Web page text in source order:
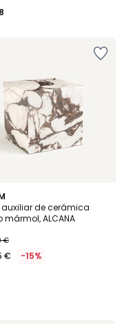
auxiliar de cerámica
mármol, ALCANA
€
€ -15%